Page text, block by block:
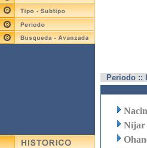
Periodo ::
Níjar